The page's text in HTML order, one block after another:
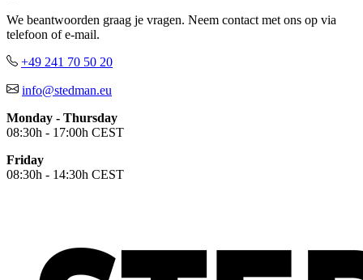
We beantwoorden graag je vragen. Neem contact met ons op via
telefoon of e-mail.
+49 241 70 50 20
info@stedman.eu
Monday - Thursday
08:30h - 17:00h CEST
Friday
08:30h - 14:30h CEST